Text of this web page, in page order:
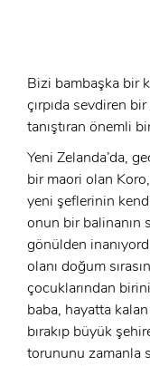
Bizi bambaşka bir
çırpıda sevdiren
tanıştıran önemli
Yeni Zelanda’da,
bir maori olan Koro,
yeni şeflerinin
onun bir balinanın
gönülden
olanı doğum
çocuklarından
baba, hayatta kalan
bırakıp büyük
torununu zamanla